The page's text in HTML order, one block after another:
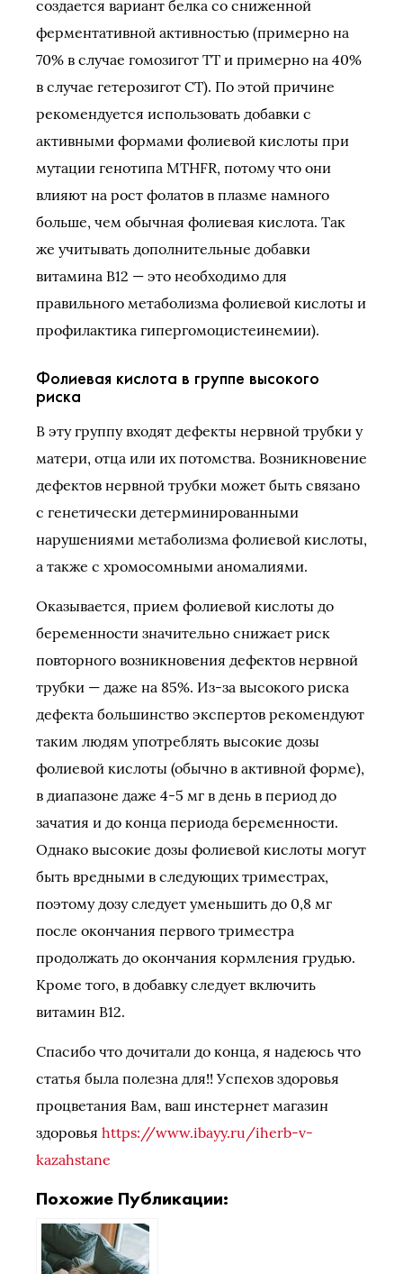
создается вариант белка со сниженной
ферментативной активностью (примерно на
70% в случае гомозигот TT и примерно на 40%
в случае гетерозигот CT). По этой причине
рекомендуется использовать добавки с
активными формами фолиевой кислоты при
мутации генотипа MTHFR, потому что они
влияют на рост фолатов в плазме намного
больше, чем обычная фолиевая кислота. Так
же учитывать дополнительные добавки
витамина B12 — это необходимо для
правильного метаболизма фолиевой кислоты и
профилактика гипергомоцистеинемии).
Фолиевая кислота в группе высокого
риска
В эту группу входят дефекты нервной трубки у
матери, отца или их потомства. Возникновение
дефектов нервной трубки может быть связано
с генетически детерминированными
нарушениями метаболизма фолиевой кислоты,
а также с хромосомными аномалиями.
Оказывается, прием фолиевой кислоты до
беременности значительно снижает риск
повторного возникновения дефектов нервной
трубки — даже на 85%. Из-за высокого риска
дефекта большинство экспертов рекомендуют
таким людям употреблять высокие дозы
фолиевой кислоты (обычно в активной форме),
в диапазоне даже 4-5 мг в день в период до
зачатия и до конца периода беременности.
Однако высокие дозы фолиевой кислоты могут
быть вредными в следующих триместрах,
поэтому дозу следует уменьшить до 0,8 мг
после окончания первого триместра
продолжать до окончания кормления грудью.
Кроме того, в добавку следует включить
витамин B12.
Спасибо что дочитали до конца, я надеюсь что
статья была полезна для!! Успехов здоровья
процветания Вам, ваш инстернет магазин
здоровья https://www.ibayy.ru/iherb-v-
kazahstane
Похожие Публикации: